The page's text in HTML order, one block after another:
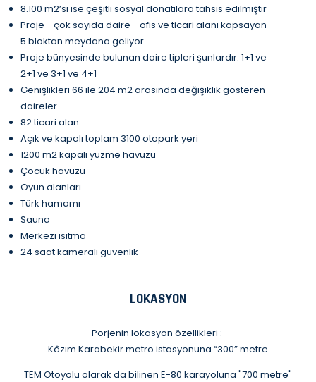
8.100 m2’si ise çeşitli sosyal donatılara tahsis edilmiştir
Proje - çok sayıda daire - ofis ve ticari alanı kapsayan
5 bloktan meydana geliyor
Proje bünyesinde bulunan daire tipleri şunlardır: 1+1 ve
2+1 ve 3+1 ve 4+1
Genişlikleri 66 ile 204 m2 arasında değişiklik gösteren
daireler
82 ticari alan
Açık ve kapalı toplam 3100 otopark yeri
1200 m2 kapalı yüzme havuzu
Çocuk havuzu
Oyun alanları
Türk hamamı
Sauna
Merkezi ısıtma
24 saat kameralı güvenlik
LOKASYON
Porjenin lokasyon özellikleri :
Kâzım Karabekir metro istasyonuna “300” metre
TEM Otoyolu olarak da bilinen E-80 karayoluna "700 metre"